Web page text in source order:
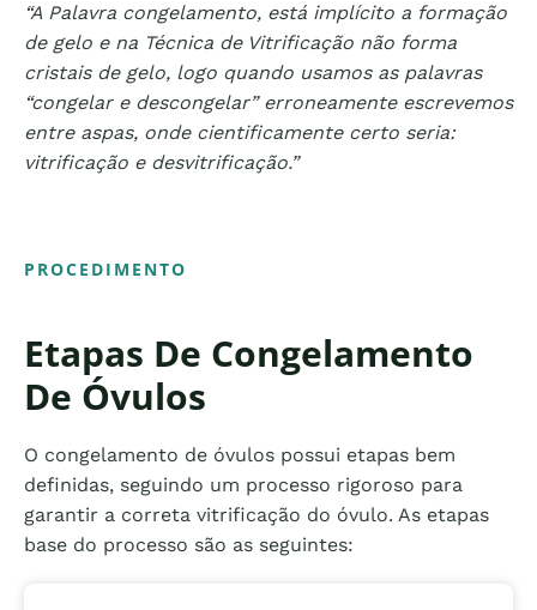
“A Palavra congelamento, está implícito a formação
de gelo e na Técnica de Vitrificação não forma
cristais de gelo, logo quando usamos as palavras
“congelar e descongelar” erroneamente escrevemos
entre aspas, onde cientificamente certo seria:
vitrificação e desvitrificação.”
PROCEDIMENTO
Etapas De Congelamento
De Óvulos
O congelamento de óvulos possui etapas bem
definidas, seguindo um processo rigoroso para
garantir a correta vitrificação do óvulo. As etapas
base do processo são as seguintes: